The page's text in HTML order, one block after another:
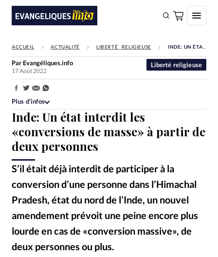
FAIRE UN DON
Faire un don
Eglises
Société
Bible
Toute l'actualité
Se connecter
Devise: CHF
RUBRIQUES
Toute l'actualité Bible Culture
Economie
Eglises
Histoire Laicité
ACCUEIL ACTUALITÉ LIBERTÉ RELIGIEUSE INDE: UN ÉTAT INTERDIT LES «CONVERSIONS DE MASSE» À PARTIR DE DEUX PERSONNES
Inde: Un état interdit les
«conversions de masse» à partir de
deux personnes
S’il était déjà interdit de participer à la
conversion d’une personne dans l’Himachal
Pradesh, état du nord de l’Inde, un nouvel
amendement prévoit une peine encore plus
lourde en cas de «conversion massive», de
deux personnes ou plus.
Liberté religieuse
Par Evangéliques.info
17 Août 2022
Partager:
Plus d’infos